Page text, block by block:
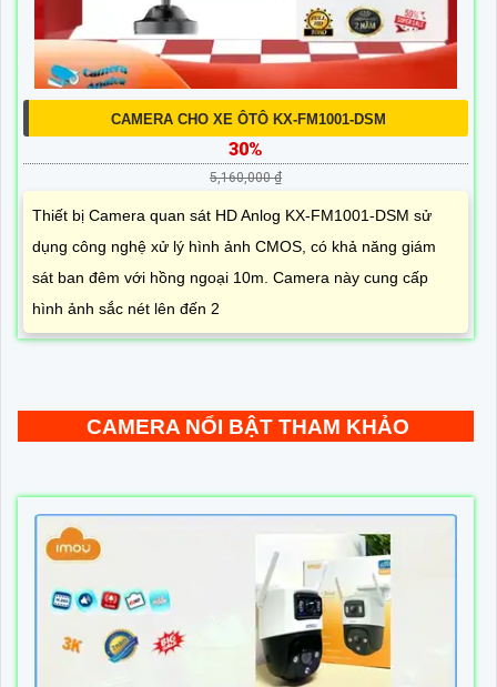
CAMERA CHO XE ÔTÔ KX-FM1001-DSM
30%
5,160,000 ₫
Thiết bị Camera quan sát HD Anlog KX-FM1001-DSM sử
dụng công nghệ xử lý hình ảnh CMOS, có khả năng giám
sát ban đêm với hồng ngoại 10m. Camera này cung cấp
hình ảnh sắc nét lên đến 2
CAMERA NỔI BẬT THAM KHẢO